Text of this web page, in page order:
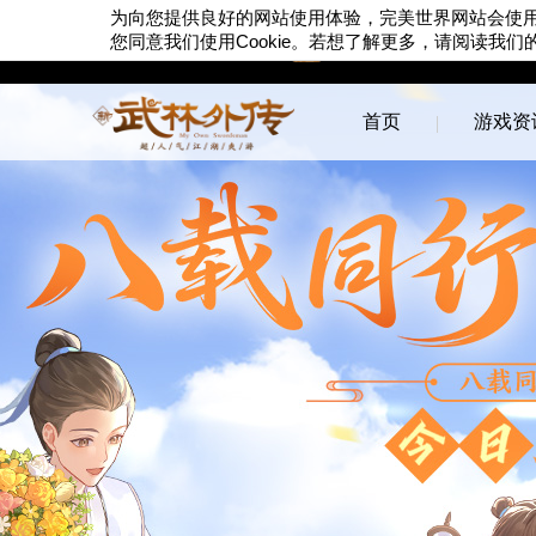
首页 游戏资
为向您提供良好的网站使用体验，完美世界网站会使
您同意我们使用Cookie。若想了解更多，请阅读我们